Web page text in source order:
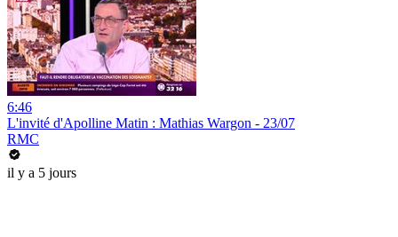
6:46
L'invité d'Apolline Matin : Mathias Wargon - 23/07
RMC
il y a 5 jours